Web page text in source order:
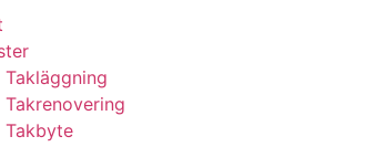
Takläggning
Takrenovering
Takbyte